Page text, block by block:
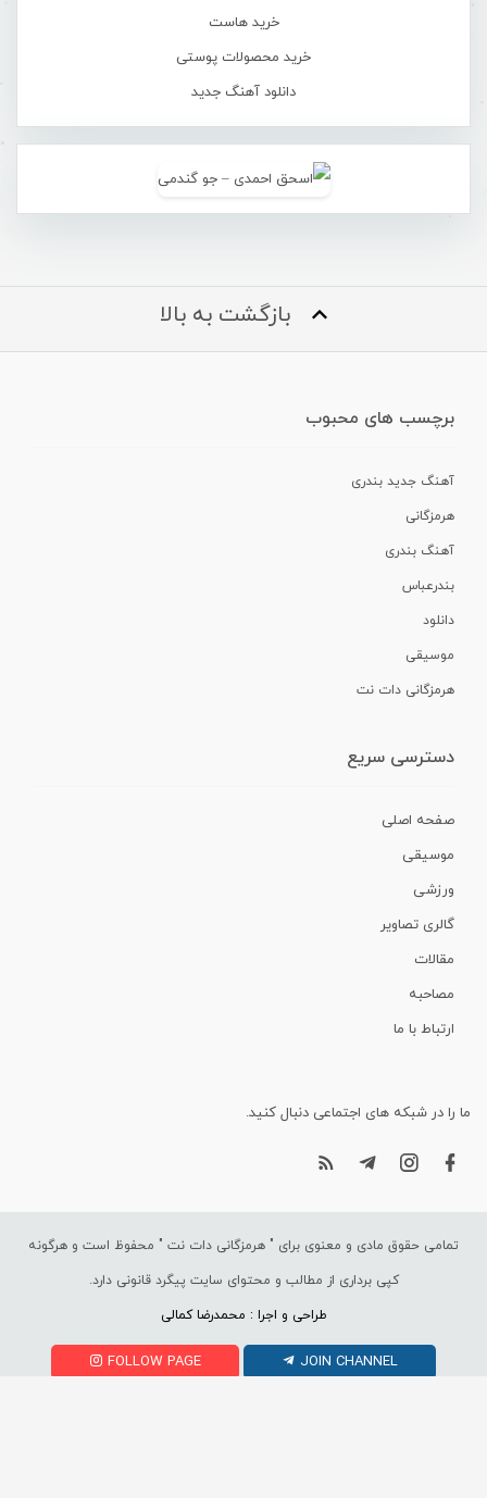
خرید هاست
خرید محصولات پوستی
دانلود آهنگ جدید
بازگشت به بالا
برچسب های محبوب
آهنگ جدید بندری
هرمزگانی
آهنگ بندری
بندرعباس
دانلود
موسیقی
هرمزگانی دات نت
دسترسی سریع
صفحه اصلی
موسیقی
ورزشی
گالری تصاویر
مقالات
مصاحبه
ارتباط با ما
ما را در شبکه های اجتماعی دنبال کنید.
تمامی حقوق مادی و معنوی برای " هرمزگانی دات نت " محفوظ است و هرگونه
کپی برداری از مطالب و محتوای سایت پیگرد قانونی دارد.
طراحی و اجرا : محمدرضا کمالی
FOLLOW PAGE JOIN CHANNEL